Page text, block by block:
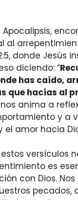
Apocalipsis,
al
donde Jesús
diciendo: “
has caído,
que hacías al
anima a
y a
el amor hacia
estos versículos
es
con Dios.
pecados,